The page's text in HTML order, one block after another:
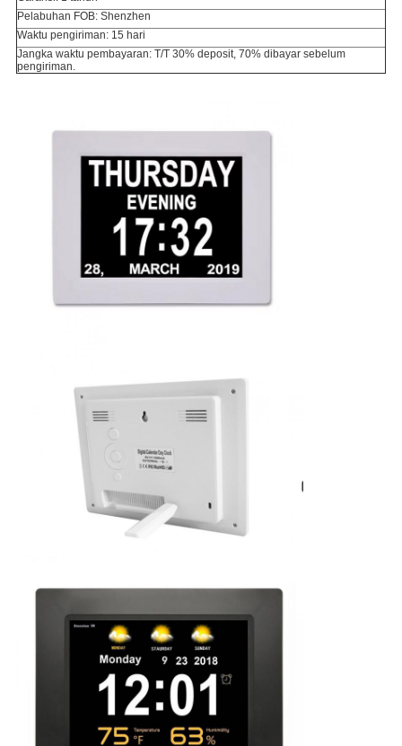
Pelabuhan FOB: Shenzhen
Waktu pengiriman: 15 hari
Jangka waktu pembayaran: T/T 30% deposit, 70% dibayar sebelum
pengiriman.